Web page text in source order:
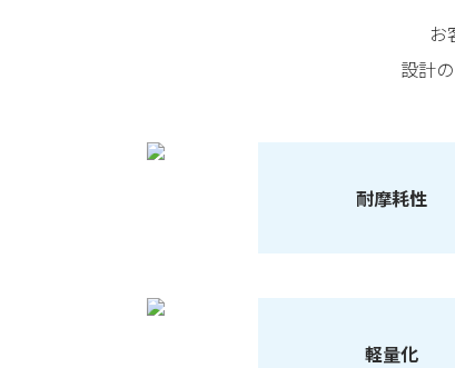
お
設計
耐摩耗性
軽量化